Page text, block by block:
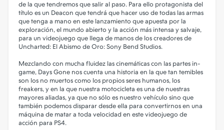
de la que tendremos que salir al paso. Para ello protagonista del
título es un Deacon que tendrá que hacer uso de todas las armas
que tenga a mano en este lanzamiento que apuesta por la
exploración, el mundo abierto y la acción más intensa y salvaje,
para un videojuego que llega de manos de los creadores de
Uncharted: El Abismo de Oro: Sony Bend Studios.
Mezclando con mucha fluidez las cinemáticas con las partes in-
game, Days Gone nos cuenta una historia en la que tan temibles
son los no muertos como los propios seres humanos, los
freakers, y en la que nuestra motocicleta es una de nuestras
mayores aliadas, ya que no sólo es nuestro vehículo sino que
también podemos disparar desde ella para convertirnos en una
máquina de matar a toda velocidad en este videojuego de
acción para PS4.